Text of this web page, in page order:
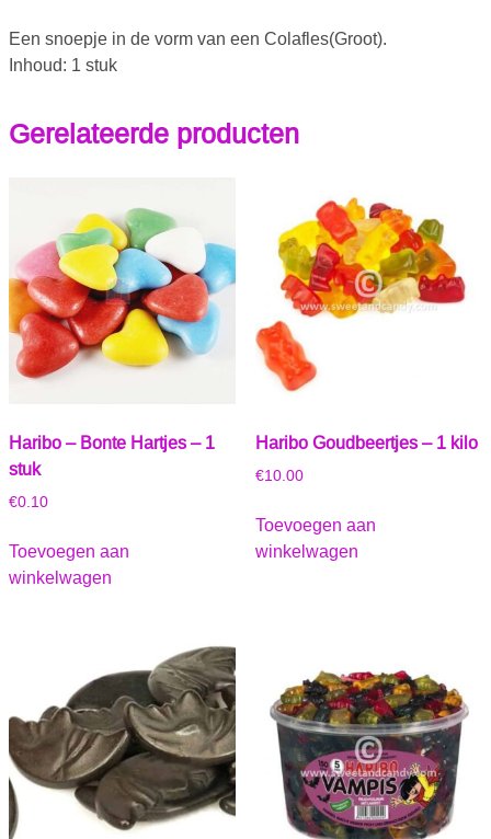
Een snoepje in de vorm van een Colafles(Groot).
Inhoud: 1 stuk
Gerelateerde producten
Haribo – Bonte Hartjes – 1
stuk
€0.10
Toevoegen aan
winkelwagen
Haribo Goudbeertjes – 1 kilo
€10.00
Toevoegen aan
winkelwagen